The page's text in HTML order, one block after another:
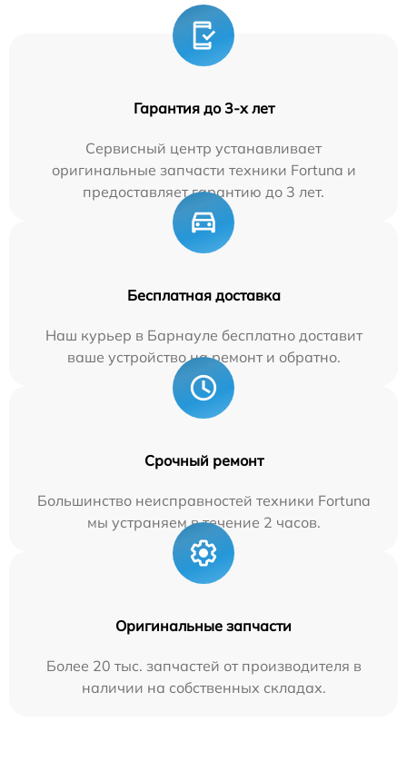
Гарантия до 3-х лет
Сервисный центр устанавливает
оригинальные запчасти техники Fortuna и
предоставляет гарантию до 3 лет.
Бесплатная доставка
Наш курьер в Барнауле бесплатно доставит
ваше устройство на ремонт и обратно.
Срочный ремонт
Большинство неисправностей техники Fortuna
мы устраняем в течение 2 часов.
Оригинальные запчасти
Более 20 тыс. запчастей от производителя в
наличии на собственных складах.